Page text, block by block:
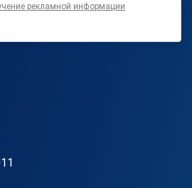
рекламной информации